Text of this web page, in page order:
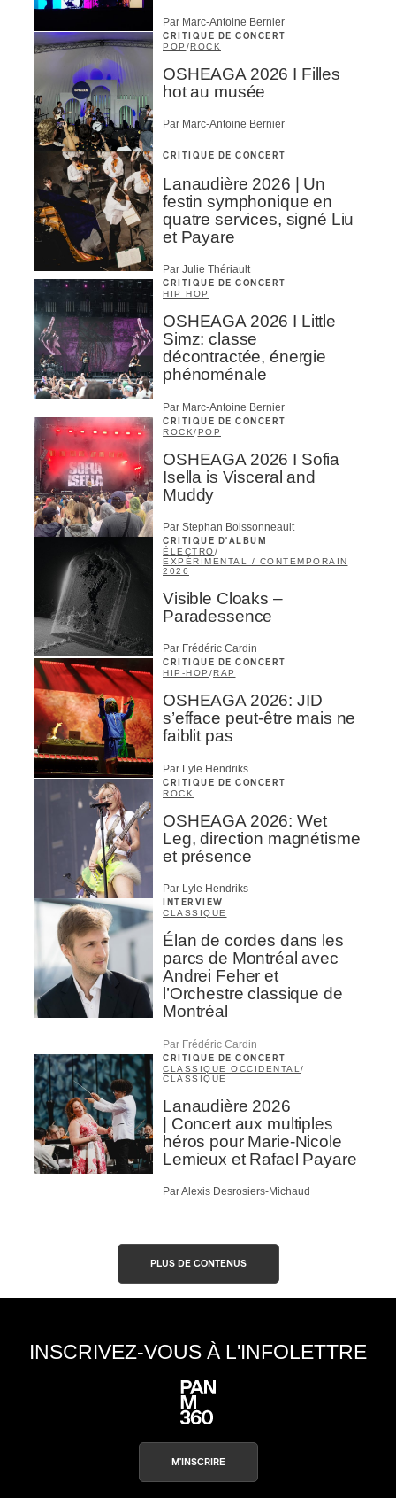
Par Marc-Antoine Bernier
CRITIQUE DE CONCERT
POP /ROCK
OSHEAGA 2026 I Filles
hot au musée
Par Marc-Antoine Bernier
CRITIQUE DE CONCERT
Lanaudière 2026 | Un
festin symphonique en
quatre services, signé Liu
et Payare
Par Julie Thériault
CRITIQUE DE CONCERT
HIP HOP
OSHEAGA 2026 I Little
Simz: classe
décontractée, énergie
phénoménale
Par Marc-Antoine Bernier
CRITIQUE DE CONCERT
ROCK/POP
OSHEAGA 2026 I Sofia
Isella is Visceral and
Muddy
Par Stephan Boissonneault
CRITIQUE D'ALBUM
ÉLECTRO/
EXPÉRIMENTAL / CONTEMPORAIN
2026
Visible Cloaks –
Paradessence
Par Frédéric Cardin
CRITIQUE DE CONCERT
HIP-HOP /RAP
OSHEAGA 2026: JID
s’efface peut-être mais ne
faiblit pas
Par Lyle Hendriks
CRITIQUE DE CONCERT
ROCK
OSHEAGA 2026: Wet
Leg, direction magnétisme
et présence
Par Lyle Hendriks
INTERVIEW
CLASSIQUE
Élan de cordes dans les
parcs de Montréal avec
Andrei Feher et
l’Orchestre classique de
Montréal
Par Frédéric Cardin
CRITIQUE DE CONCERT
CLASSIQUE OCCIDENTAL /
CLASSIQUE
Lanaudière 2026
| Concert aux multiples
héros pour Marie-Nicole
Lemieux et Rafael Payare
Par Alexis Desrosiers-Michaud
PLUS DE CONTENUS
INSCRIVEZ-VOUS À L'INFOLETTRE
M'INSCRIRE